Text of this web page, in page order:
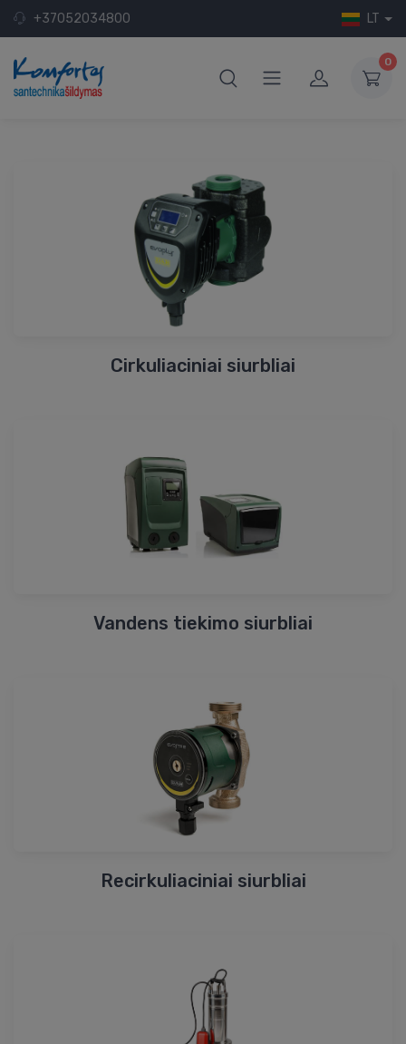
+37052034800 LT
0
Cirkuliaciniai siurbliai
Vandens tiekimo siurbliai
Recirkuliaciniai siurbliai